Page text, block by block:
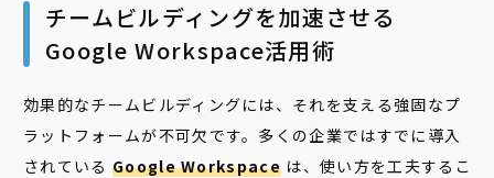
チームビルディングを加速させる
Google Workspace活用術
効果的なチームビルディングには、それを支える強固なプ
ラットフォームが不可欠です。多くの企業ではすでに導入
されている Google Workspace は、使い方を工夫するこ